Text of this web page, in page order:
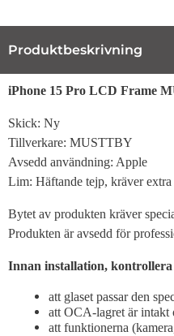
Produktbeskrivning
iPhone 15 Pro LCD Frame
Skick: Ny
Tillverkare: MUSTTBY
Avsedd användning: Apple
Lim: Häftande tejp, kräver
Bytet av produkten kräver
Produkten är avsedd för
Innan installation,
att glaset passar den
att OCA-lagret är intakt
att funktionerna